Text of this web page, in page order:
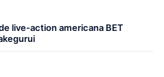
live-action americana BET